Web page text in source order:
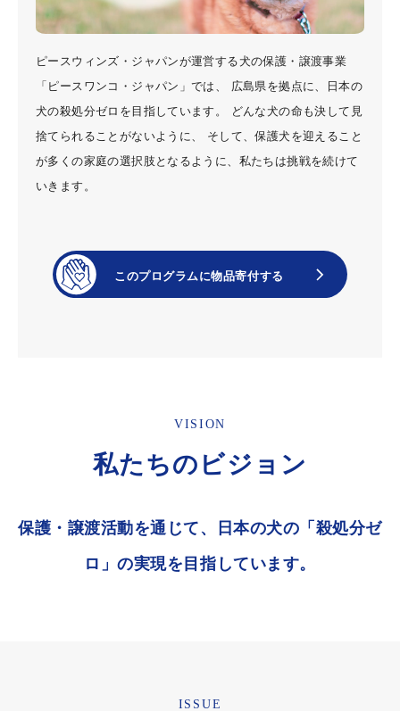
ピースウィンズ・ジャパンが運営する犬の保護・譲渡事業
「ピースワンコ・ジャパン」では、 広島県を拠点に、日本の
犬の殺処分ゼロを目指しています。 どんな犬の命も決して見
捨てられることがないように、 そして、保護犬を迎えること
が多くの家庭の選択肢となるように、私たちは挑戦を続けて
いきます。
VISION
私たちのビジョン
保護・譲渡活動を通じて、日本の犬の「殺処分ゼ
ロ」の実現を目指しています。
ISSUE